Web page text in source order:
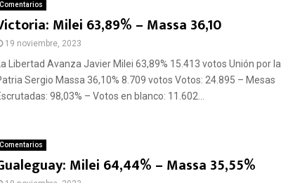
Comentarios
Milei 63,89% – Massa 36,10
19 noviembre, 2023
La Libertad Avanza Javier Milei 63,89% 15.413 votos Unión por la
Sergio Massa 36,10% 8.709 votos Votos: 24.895 – Mesas
98,03% – Votos en blanco: 11.602...
Comentarios
Milei 64,44% – Massa 35,55%